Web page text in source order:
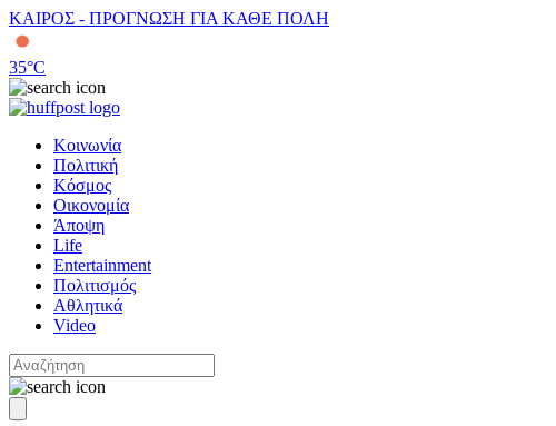
ΚΑΙΡΟΣ - ΠΡΟΓΝΩΣΗ ΓΙΑ ΚΑΘΕ ΠΟΛΗ
35°C
Κοινωνία
Πολιτική
Κόσμος
Οικονομία
Άποψη
Life
Entertainment
Πολιτισμός
Αθλητικά
Video